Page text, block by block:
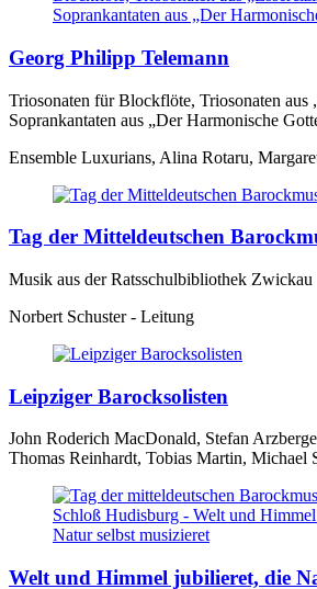
Georg Philipp Telemann
Triosonaten für Blockflöte, Triosonaten aus
Soprankantaten aus „Der Harmonische
Ensemble Luxurians, Alina Rotaru,
Tag der Mitteldeutschen
Musik aus der Ratsschulbibliothek Zwickau
Norbert Schuster - Leitung
Leipziger Barocksolisten
John Roderich MacDonald, Stefan
Thomas Reinhardt, Tobias Martin, Michael
Welt und Himmel jubilieret, die